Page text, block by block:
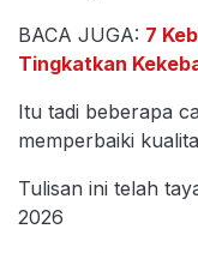
BACA JUGA: 7
Tingkatkan
Itu tadi beberapa
memperbaiki
Tulisan ini telah
2026